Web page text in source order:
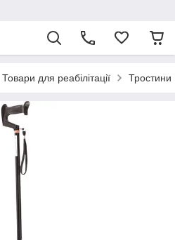
Товари для реабілітації Тростини